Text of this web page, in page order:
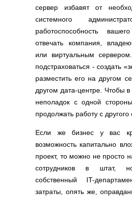
сервер избавят от
системного
работоспособность
отвечать компания,
или виртуальным
подстраховаться - создать
разместить его на другом
другом дата-центре. Чтобы в
неполадок с одной
продолжать работу с другого
Если же бизнес у вас
возможность капитально
проект, то можно не просто
сотрудников в штат,
собственный IT-
затраты, опять же,